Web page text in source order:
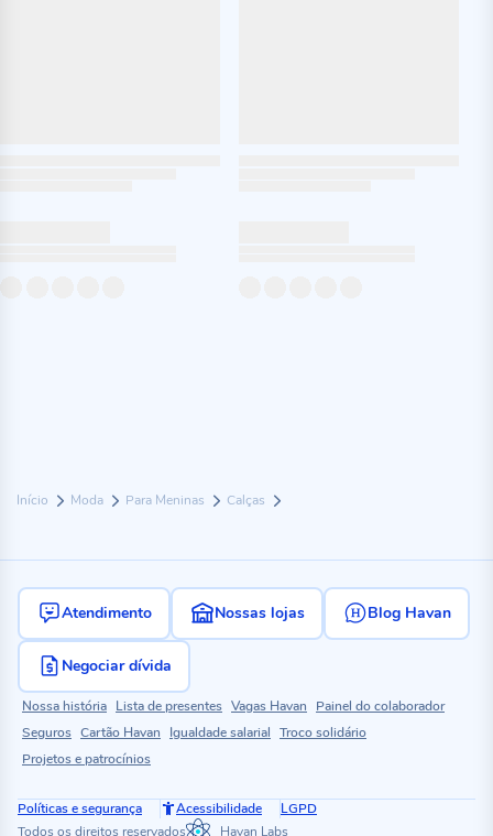
Início Moda Para Meninas Calças
Atendimento Nossas lojas Blog Havan
Negociar dívida
Nossa história Lista de presentes Vagas Havan
Painel do colaborador
Seguros Cartão Havan Igualdade salarial Troco solidário
Projetos e patrocínios
Políticas e segurança Acessibilidade
LGPD
Todos os direitos reservados
Havan Labs